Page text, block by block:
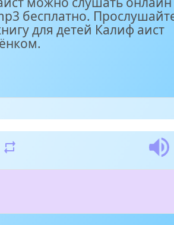
бесплатно.
для детей Калиф аист